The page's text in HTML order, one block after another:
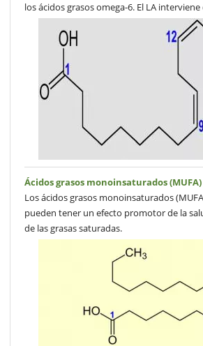
los ácidos grasos omega-6. El LA
Ácidos grasos monoinsaturados (MUFA)
Los ácidos grasos monoinsaturados
pueden tener un efecto promotor de la
de las grasas saturadas.